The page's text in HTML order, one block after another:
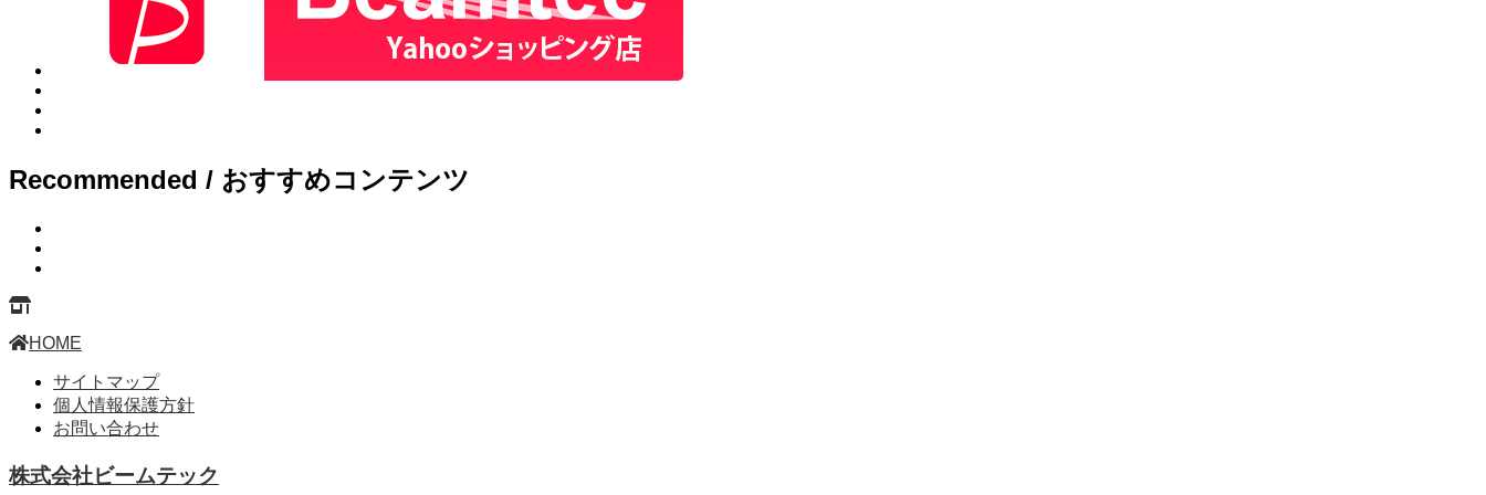
Recommended / おすすめコンテンツ
HOME
サイトマップ
個人情報保護方針
お問い合わせ
株式会社ビームテック